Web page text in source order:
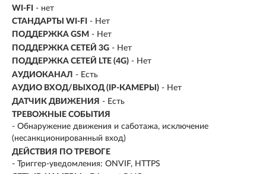
WI-FI
- нет
СТАНДАРТЫ WI-FI
- Нет
ПОДДЕРЖКА GSM - Нет
ПОДДЕРЖКА СЕТЕЙ 3G - Нет
ПОДДЕРЖКА СЕТЕЙ LTE (4G) - Нет
АУДИОКАНАЛ - Есть
АУДИО ВХОД/ВЫХОД (IP-КАМЕРЫ) - Нет
ДАТЧИК ДВИЖЕНИЯ - Есть
ТРЕВОЖНЫЕ СОБЫТИЯ
- Обнаружение движения и саботажа, исключение
(несанкционированный вход)
ДЕЙСТВИЯ ПО ТРЕВОГЕ
- Триггер-уведомления: ONVIF, HTTPS